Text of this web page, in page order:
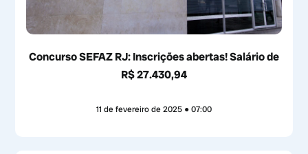
Concurso SEFAZ RJ: Inscrições abertas! Salário de
R$ 27.430,94
11 de fevereiro de 2025 07:00